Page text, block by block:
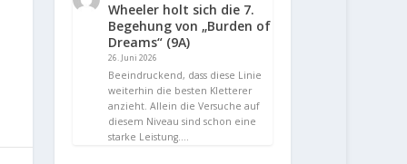
Wheeler holt sich die 7.
Begehung von „Burden of
Dreams“ (9A)
26. Juni 2026
Beeindruckend, dass diese Linie
weiterhin die besten Kletterer
anzieht. Allein die Versuche auf
diesem Niveau sind schon eine
starke Leistung.…